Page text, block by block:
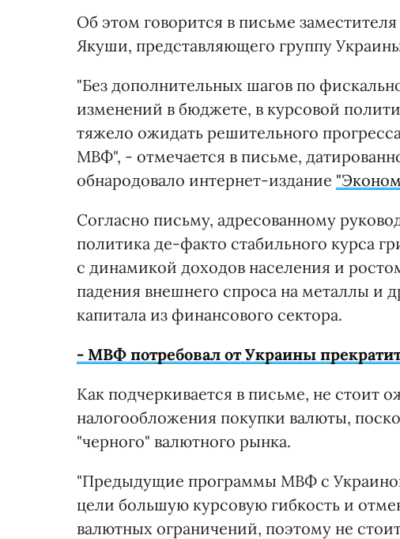
Об этом говорится в письме
Якуши, представляющего группу
"Без дополнительных шагов по
изменений в бюджете, в курсовой
тяжело ожидать решительного
МВФ", - отмечается в письме,
обнародовало интернет-издание
Согласно письму, адресованному
политика де-факто стабильного курса
с динамикой доходов населения и
падения внешнего спроса на металлы и
капитала из финансового сектора.
- МВФ потребовал от Украины
Как подчеркивается в письме, не стоит
налогообложения покупки валюты,
"черного" валютного рынка.
"Предыдущие программы МВФ с
цели большую курсовую гибкость и
валютных ограничений, поэтому не